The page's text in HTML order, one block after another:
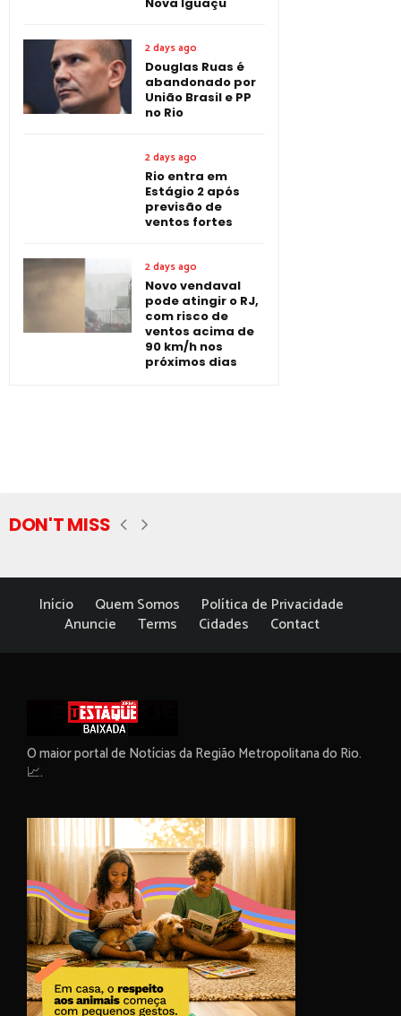
2 days ago
Douglas Ruas é
abandonado por
União Brasil e PP
no Rio
2 days ago
Rio entra em
Estágio 2 após
previsão de
ventos fortes
2 days ago
Novo vendaval
pode atingir o RJ,
com risco de
ventos acima de
90 km/h nos
próximos dias
DON'T MISS
Início Quem Somos
Política de Privacidade
Anuncie
Terms Cidades Contact
O maior portal de Notícias da Região Metropolitana do Rio.
📈.